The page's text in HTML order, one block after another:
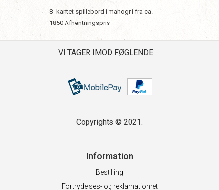
8- kantet spillebord i mahogni fra ca.
1850 Afhentningspris
VI TAGER IMOD FØGLENDE
Copyrights © 2021.
Information
Bestilling
Fortrydelses- og reklamationret